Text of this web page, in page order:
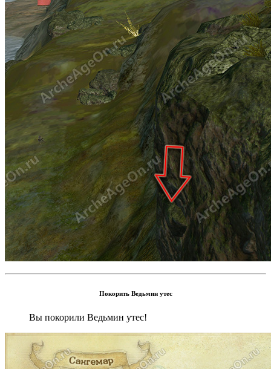
Покорить Ведьмин утес
Вы покорили Ведьмин утес!